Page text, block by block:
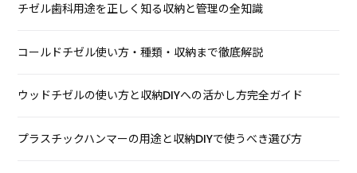
チゼル歯科用途を正しく知る収納と管理の全知識
コールドチゼル使い方・種類・収納まで徹底解説
ウッドチゼルの使い方と収納DIYへの活かし方完全ガイド
プラスチックハンマーの用途と収納DIYで使うべき選び方